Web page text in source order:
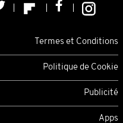
Termes et Conditions
Politique de Cookie
Publicité
Apps